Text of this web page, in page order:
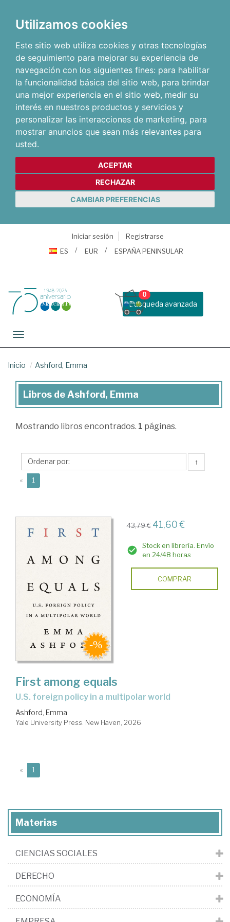
Utilizamos cookies
Este sitio web utiliza cookies y otras tecnologías
de seguimiento para mejorar su experiencia de
navegación con los siguientes fines: para habilitar
la funcionalidad básica del sitio web, para brindar
una mejor experiencia en el sitio web, medir su
interés en nuestros productos y servicios y
personalizar las interacciones de marketing, para
mostrar anuncios que sean más relevantes para
usted.
ACEPTAR
RECHAZAR
CAMBIAR PREFERENCIAS
Iniciar sesión
Registrarse
ES
EUR ESPAÑA PENINSULAR
Busqueda avanzada
0
Toggle navigation
Inicio Ashford, Emma
Libros
Ashford,
Libros de Ashford, Emma
Mostrando libros encontrados. 1 páginas.
↑
« 1
43,79 € 41,60 €
Stock en librería. Envío
en 24/48 horas
COMPRAR
First among equals
U.S. foreign policy in a multipolar world
Ashford, Emma
Yale University Press. New Haven, 2026
« 1
Materias
CIENCIAS SOCIALES
DERECHO
ECONOMÍA